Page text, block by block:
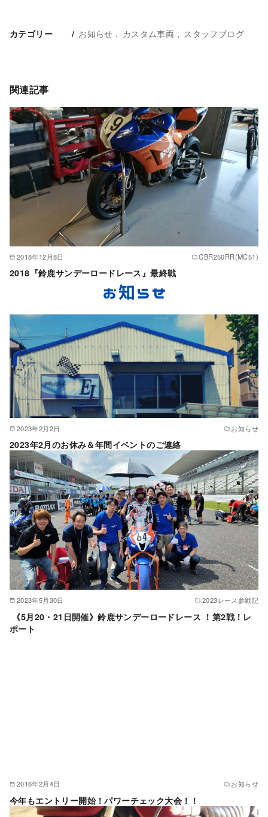
カテゴリー お知らせ カスタム車両 スタッフブログ
関連記事
2018年12月8日 CBR250RR(MC51)
2018『鈴鹿サンデーロードレース』最終戦
2023年2月2日 お知らせ
2023年2月のお休み＆年間イベントのご連絡
2023年5月30日 2023レース参戦記
《5月20・21日開催》鈴鹿サンデーロードレース ！第2戦！レ
ポート
2016年2月4日 お知らせ
今年もエントリー開始！パワーチェック大会！！